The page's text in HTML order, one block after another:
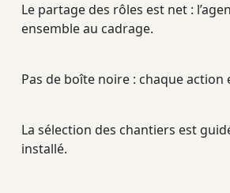
Le partage des rôles est net : l’
ensemble au cadrage.
Pas de boîte noire : chaque action
La sélection des chantiers est
installé.